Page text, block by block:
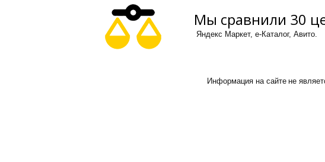
Мы сравнили 30
Яндекс Маркет, е-Каталог, Авито.
Информация на сайте не